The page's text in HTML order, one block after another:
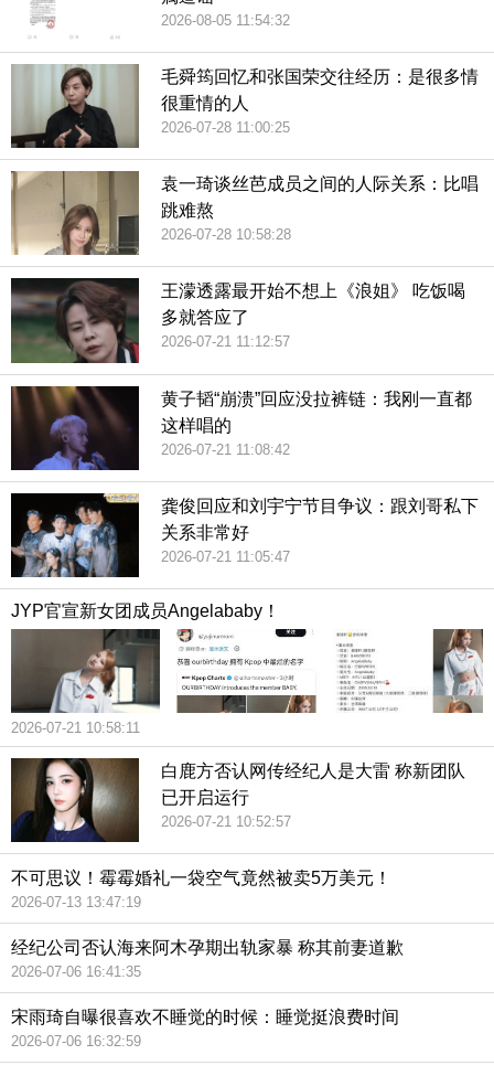
2026-08-05 11:54:32
毛舜筠回忆和张国荣交往经历：是很多情
很重情的人
2026-07-28 11:00:25
袁一琦谈丝芭成员之间的人际关系：比唱
跳难熬
2026-07-28 10:58:28
王濛透露最开始不想上《浪姐》 吃饭喝
多就答应了
2026-07-21 11:12:57
黄子韬“崩溃”回应没拉裤链：我刚一直都
这样唱的
2026-07-21 11:08:42
龚俊回应和刘宇宁节目争议：跟刘哥私下
关系非常好
2026-07-21 11:05:47
JYP官宣新女团成员Angelababy！
2026-07-21 10:58:11
白鹿方否认网传经纪人是大雷 称新团队
已开启运行
2026-07-21 10:52:57
不可思议！霉霉婚礼一袋空气竟然被卖5万美元！
2026-07-13 13:47:19
经纪公司否认海来阿木孕期出轨家暴 称其前妻道歉
2026-07-06 16:41:35
宋雨琦自曝很喜欢不睡觉的时候：睡觉挺浪费时间
2026-07-06 16:32:59